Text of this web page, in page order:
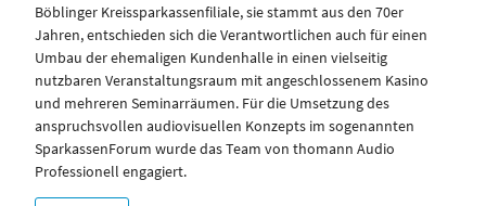
Böblinger Kreissparkassenfiliale, sie stammt aus den 70er
Jahren, entschieden sich die Verantwortlichen auch für einen
Umbau der ehemaligen Kundenhalle in einen vielseitig
nutzbaren Veranstaltungsraum mit angeschlossenem Kasino
und mehreren Seminarräumen. Für die Umsetzung des
anspruchsvollen audiovisuellen Konzepts im sogenannten
SparkassenForum wurde das Team von thomann Audio
Professionell engagiert.